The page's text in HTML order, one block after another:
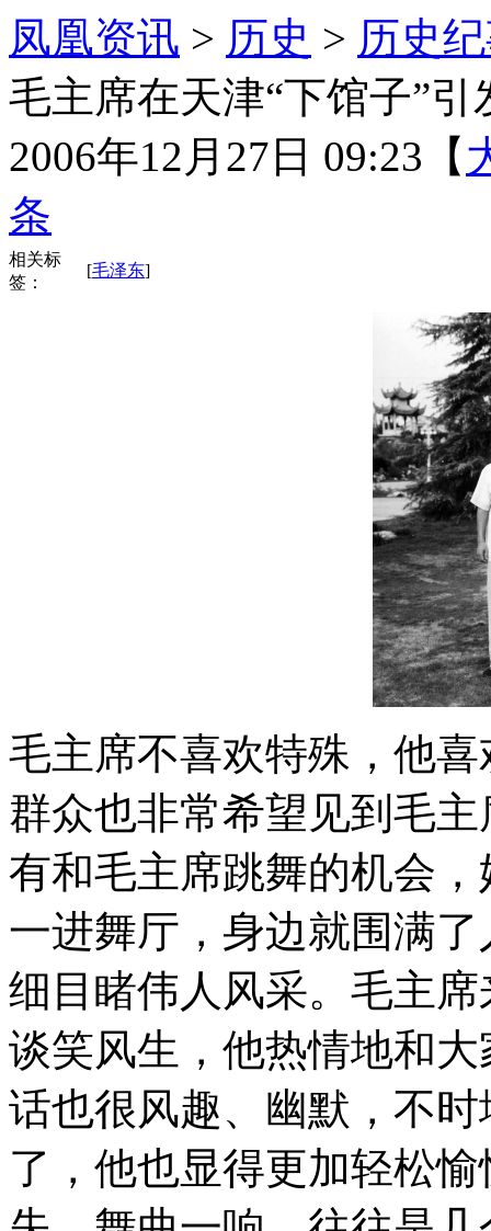
凤凰资讯 > 历史 > 历史
毛主席在天津“下馆子”引
2006年12月27日 09:23 【
条
相关标
签：
[毛泽东]
毛主席不喜欢特殊，他
群众也非常希望见到毛
有和毛主席跳舞的机会
一进舞厅，身边就围满
细目睹伟人风采。毛主
谈笑风生，他热情地和
话也很风趣、幽默，不
了，他也显得更加轻松